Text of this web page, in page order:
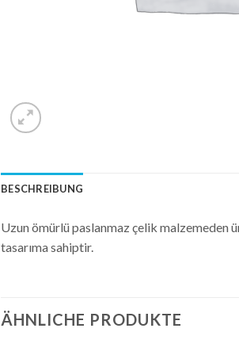
BESCHREIBUNG
Uzun ömürlü paslanmaz çelik malzemeden
tasarıma sahiptir.
ÄHNLICHE PRODUKTE